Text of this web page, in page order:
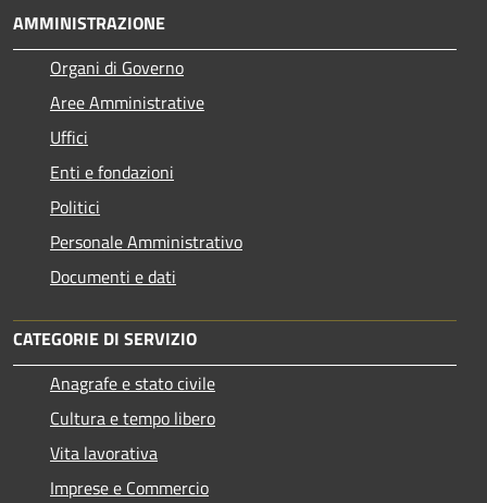
AMMINISTRAZIONE
Organi di Governo
Aree Amministrative
Uffici
Enti e fondazioni
Politici
Personale Amministrativo
Documenti e dati
CATEGORIE DI SERVIZIO
Anagrafe e stato civile
Cultura e tempo libero
Vita lavorativa
Imprese e Commercio